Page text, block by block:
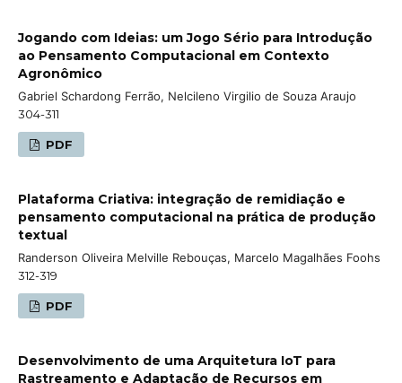
Jogando com Ideias: um Jogo Sério para Introdução
ao Pensamento Computacional em Contexto
Agronômico
Gabriel Schardong Ferrão, Nelcileno Virgilio de Souza Araujo
304-311
PDF
Plataforma Criativa: integração de remidiação e
pensamento computacional na prática de produção
textual
Randerson Oliveira Melville Rebouças, Marcelo Magalhães Foohs
312-319
PDF
Desenvolvimento de uma Arquitetura IoT para
Rastreamento e Adaptação de Recursos em